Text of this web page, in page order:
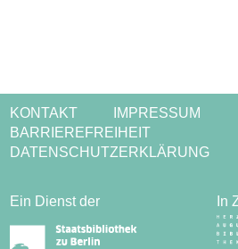
KONTAKT
IMPRESSUM
BARRIEREFREIHEIT
DATENSCHUTZERKLÄRUNG
Ein Dienst der In